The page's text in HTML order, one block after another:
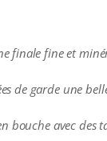
finale fine et
de garde une
bouche avec